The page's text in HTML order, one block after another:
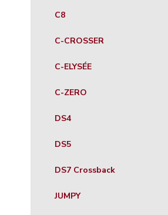
C8
C-CROSSER
C-ELYSÉE
C-ZERO
DS4
DS5
DS7 Crossback
JUMPY